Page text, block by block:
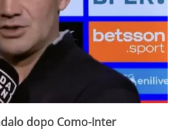
dopo Como-Inter